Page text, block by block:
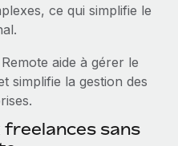
55 employés
à Remote
en matière de
encourage les...
ce qui simplifie le
aide à gérer le
simplifie la gestion des
freelances sans